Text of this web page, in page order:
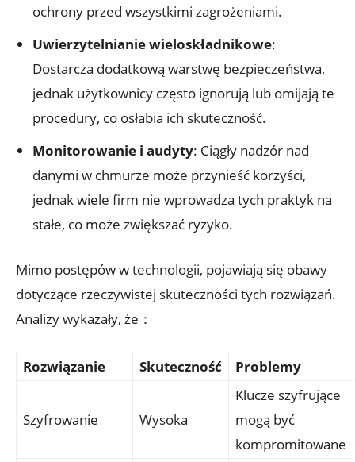
ochrony przed‍ wszystkimi zagrożeniami.
Uwierzytelnianie wieloskładnikowe:⁤
Dostarcza⁤ dodatkową warstwę​ bezpieczeństwa,⁣
jednak użytkownicy‌ często ignorują lub omijają te
procedury, co osłabia ich skuteczność.
Monitorowanie i audyty: Ciągły nadzór nad
⁢danymi ‌w⁢ chmurze⁣ może przynieść ‍korzyści,
jednak wiele firm⁤ nie wprowadza tych praktyk na⁣
stałe, co może ​zwiększać‍ ryzyko.
Mimo postępów w​ technologii, pojawiają się obawy
dotyczące rzeczywistej skuteczności‍ tych rozwiązań.
Analizy wykazały,‌ że：
Rozwiązanie Skuteczność Problemy
Szyfrowanie Wysoka
Klucze szyfrujące
mogą być
‍kompromitowane